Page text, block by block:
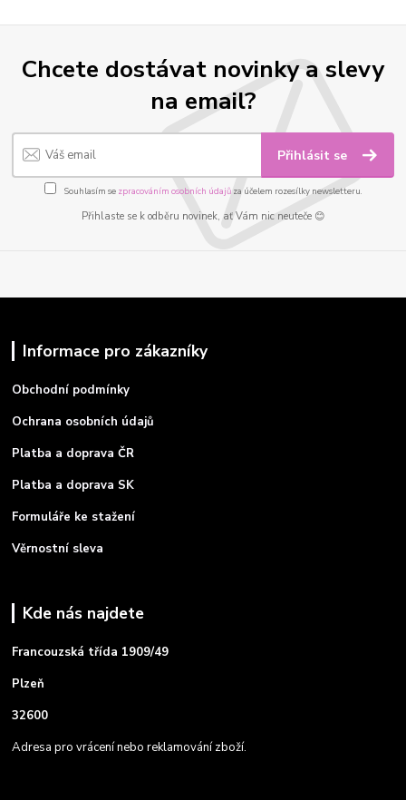
Chcete dostávat novinky a slevy
na email?
Přihlásit se
Souhlasím se zpracováním osobních údajůza účelem rozesílky newsletteru.
Přihlaste se k odběru novinek, ať Vám nic neuteče 😊
Informace pro zákazníky
Obchodní podmínky
Ochrana osobních údajů
Platba a doprava ČR
Platba a doprava SK
Formuláře ke stažení
Věrnostní sleva
Kde nás najdete
Francouzská třída 1909/49
Plzeň
32600
Adresa pro vrácení nebo reklamování zboží.